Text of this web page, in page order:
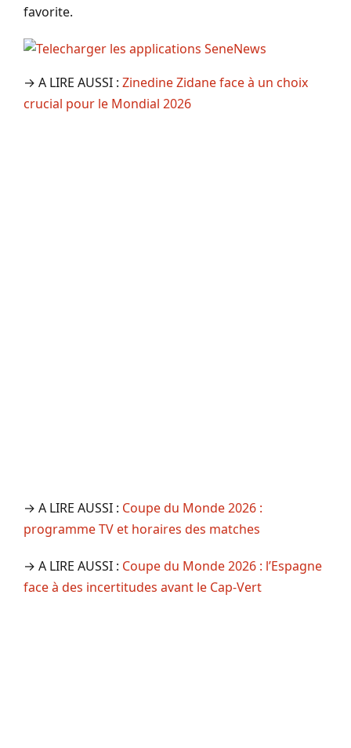
favorite.
→ A LIRE AUSSI : Zinedine Zidane face à un choix
crucial pour le Mondial 2026
→ A LIRE AUSSI : Coupe du Monde 2026 :
programme TV et horaires des matches
→ A LIRE AUSSI : Coupe du Monde 2026 : l’Espagne
face à des incertitudes avant le Cap-Vert